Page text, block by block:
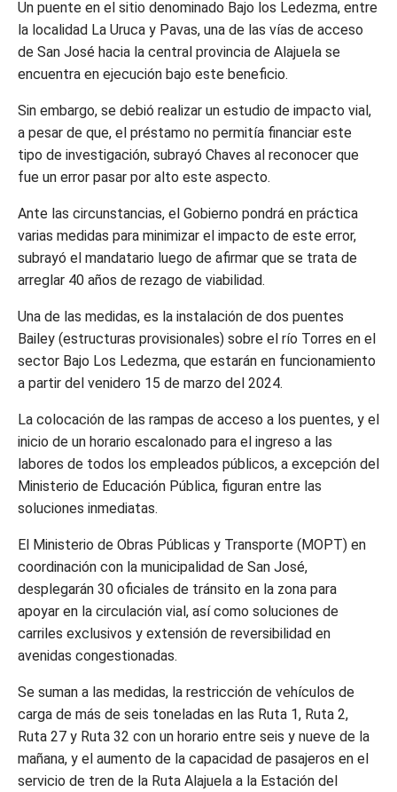
Un puente en el sitio denominado Bajo los Ledezma, entre
la localidad La Uruca y Pavas, una de las vías de acceso
de San José hacia la central provincia de Alajuela se
encuentra en ejecución bajo este beneficio.
Sin embargo, se debió realizar un estudio de impacto vial,
a pesar de que, el préstamo no permitía financiar este
tipo de investigación, subrayó Chaves al reconocer que
fue un error pasar por alto este aspecto.
Ante las circunstancias, el Gobierno pondrá en práctica
varias medidas para minimizar el impacto de este error,
subrayó el mandatario luego de afirmar que se trata de
arreglar 40 años de rezago de viabilidad.
Una de las medidas, es la instalación de dos puentes
Bailey (estructuras provisionales) sobre el río Torres en el
sector Bajo Los Ledezma, que estarán en funcionamiento
a partir del venidero 15 de marzo del 2024.
La colocación de las rampas de acceso a los puentes, y el
inicio de un horario escalonado para el ingreso a las
labores de todos los empleados públicos, a excepción del
Ministerio de Educación Pública, figuran entre las
soluciones inmediatas.
El Ministerio de Obras Públicas y Transporte (MOPT) en
coordinación con la municipalidad de San José,
desplegarán 30 oficiales de tránsito en la zona para
apoyar en la circulación vial, así como soluciones de
carriles exclusivos y extensión de reversibilidad en
avenidas congestionadas.
Se suman a las medidas, la restricción de vehículos de
carga de más de seis toneladas en las Ruta 1, Ruta 2,
Ruta 27 y Ruta 32 con un horario entre seis y nueve de la
mañana, y el aumento de la capacidad de pasajeros en el
servicio de tren de la Ruta Alajuela a la Estación del